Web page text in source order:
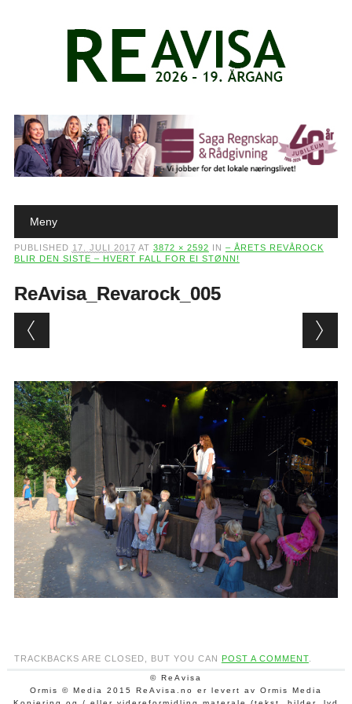
Main menu
Meny
PUBLISHED 17. JULI 2017 AT 3872 × 2592 IN – ÅRETS REVÅROCK
BLIR DEN SISTE – HVERT FALL FOR EI STØNN!
ReAvisa_Revarock_005
TRACKBACKS ARE CLOSED, BUT YOU CAN POST A COMMENT.
© ReAvisa
Ormis © Media 2015 ReAvisa.no er levert av Ormis Media